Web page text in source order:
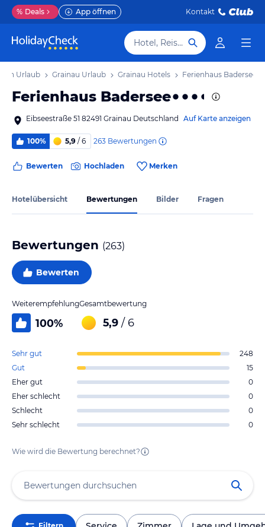
% Deals App öffnen Kontakt
Hotel, Reiseziel
Urlaub Grainau Urlaub Grainau Hotels Ferienhaus Badersee
Ferienhaus Badersee
Eibseestraße 51 82491 Grainau Deutschland Auf Karte anzeigen
100% 5,9 / 6 263 Bewertungen
Bewerten Hochladen Merken
Hotelübersicht Bewertungen Bilder Fragen
Bewertungen (263)
Bewerten
Weiterempfehlung
100%
Gesamtbewertung
5,9 / 6
Sehr gut
248
Gut
15
Eher gut
0
Eher schlecht
0
Schlecht
0
Sehr schlecht
0
Wie wird die Bewertung berechnet?